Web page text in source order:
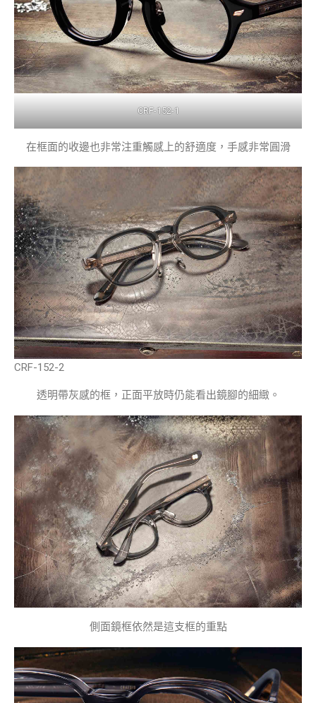
CRF-152-1
在框面的收邊也非常注重觸感上的舒適度，手感非常圓滑
CRF-152-2
透明帶灰感的框，正面平放時仍能看出鏡腳的細緻。
側面鏡框依然是這支框的重點